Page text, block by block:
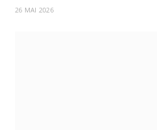
26 MAI 2026